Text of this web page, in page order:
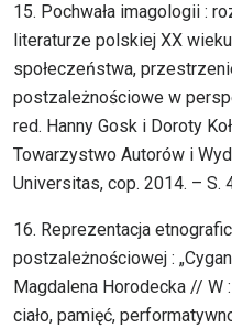
15. Pochwała imagologii :
literaturze polskiej XX
społeczeństwa,
postzależnościowe w
red. Hanny Gosk i Doroty
Towarzystwo Autorów i
Universitas, cop. 2014. – S.
16. Reprezentacja
postzależnościowej :
Magdalena Horodecka // W
ciało, pamięć,